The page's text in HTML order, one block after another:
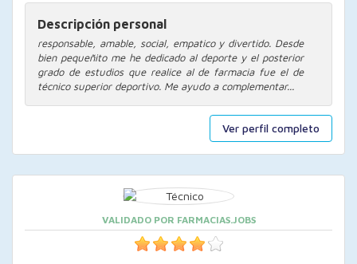
Ver perfil completo
Descripción personal
responsable, amable, social, empatico y divertido. Desde
bien pequeñito me he dedicado al deporte y el posterior
grado de estudios que realice al de farmacia fue el de
técnico superior deportivo. Me ayudo a complementar...
VALIDADO POR FARMACIAS.JOBS